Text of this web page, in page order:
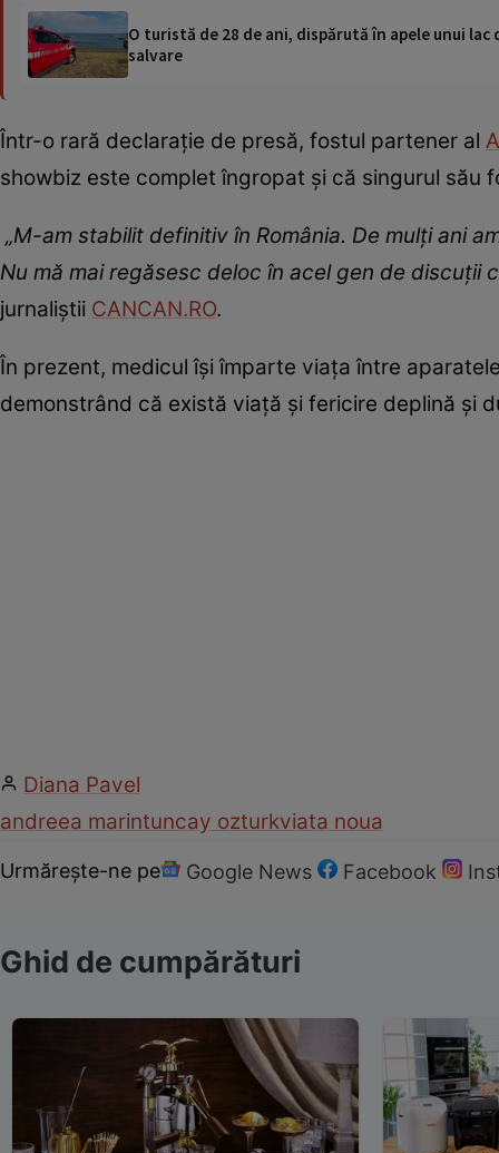
O turistă de 28 de ani, dispărută în apele unui
salvare
Într-o rară declarație de presă, fostul partener al
showbiz este complet îngropat și că singurul său
„M-am stabilit definitiv în România. De mulți ani
Nu mă mai regăsesc deloc în acel gen de discuții
jurnaliștii CANCAN.RO.
În prezent, medicul își împarte viața între
demonstrând că există viață și fericire deplină și
Diana Pavel
andreea marintuncay ozturkviata noua
Urmărește-ne pe Google News Facebook
Ghid de cumpărături